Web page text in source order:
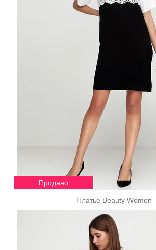
Платье Beauty Women
Продано